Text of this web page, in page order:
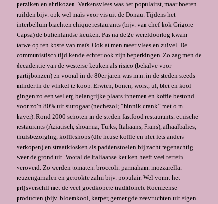
perziken en abrikozen. Varkensvlees was het populairst, maar boeren
ruilden bijv. ook wel maïs voor vis uit de Donau. Tijdens het
interbellum brachten chique restaurants (bijv. van chef-kok Grigore
Capsa) de buitenlandse keuken. Pas na de 2e wereldoorlog kwam
tarwe op ten koste van maïs. Ook at men meer vlees en zuivel. De
communistisch tijd kende echter ook zijn beperkingen. Zo zag men de
decadentie van de westerse keuken als risico (behalve voor
partijbonzen) en vooral in de 80er jaren was m.n. in de steden steeds
minder in de winkel te koop. Erwten, bonen, worst, ui, biet en kool
gingen zo een wel erg belangrijke plaats innemen en koffie bestond
voor zo’n 80% uit surrogaat (nechezol; “hinnik drank” met o.m.
haver). Rond 2000 schoten in de steden fastfood restaurants, etnische
restaurants (Aziatisch, shoarma, Turks, Italiaans, Frans), afhaalbalies,
thuisbezorging, koffieshops (die heuse koffie en niet iets anders
verkopen) en straatkiosken als paddenstoelen bij zacht regenachtig
weer de grond uit. Vooral de Italiaanse keuken heeft veel terrein
veroverd. Zo werden tomaten, broccoli, parmaham, mozzarella,
reuzengarnalen en gerookte zalm bijv. populair. Wel vormt het
prijsverschil met de veel goedkopere traditionele Roemeense
producten (bijv. bloemkool, karper, gemengde zeevruchten uit eigen